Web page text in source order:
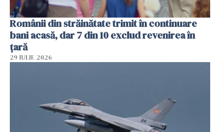
Românii din străinătate trimit în continuare
bani acasă, dar 7 din 10 exclud revenirea în
țară
29 IULIE 2026